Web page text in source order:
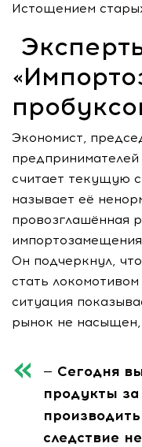
Истощением
Экономист,
считает текущую
называет её
провозглашённая
Он подчеркнул,
стать
ситуация
рынок не
— Сегодня
продукты
следствие